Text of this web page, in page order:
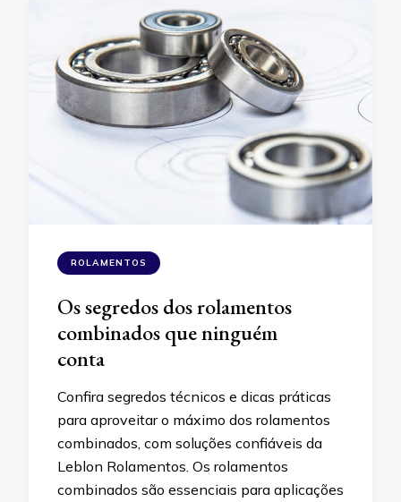
ROLAMENTOS
Os segredos dos rolamentos
combinados que ninguém
conta
Confira segredos técnicos e dicas práticas
para aproveitar o máximo dos rolamentos
combinados, com soluções confiáveis da
Leblon Rolamentos. Os rolamentos
combinados são essenciais para aplicações